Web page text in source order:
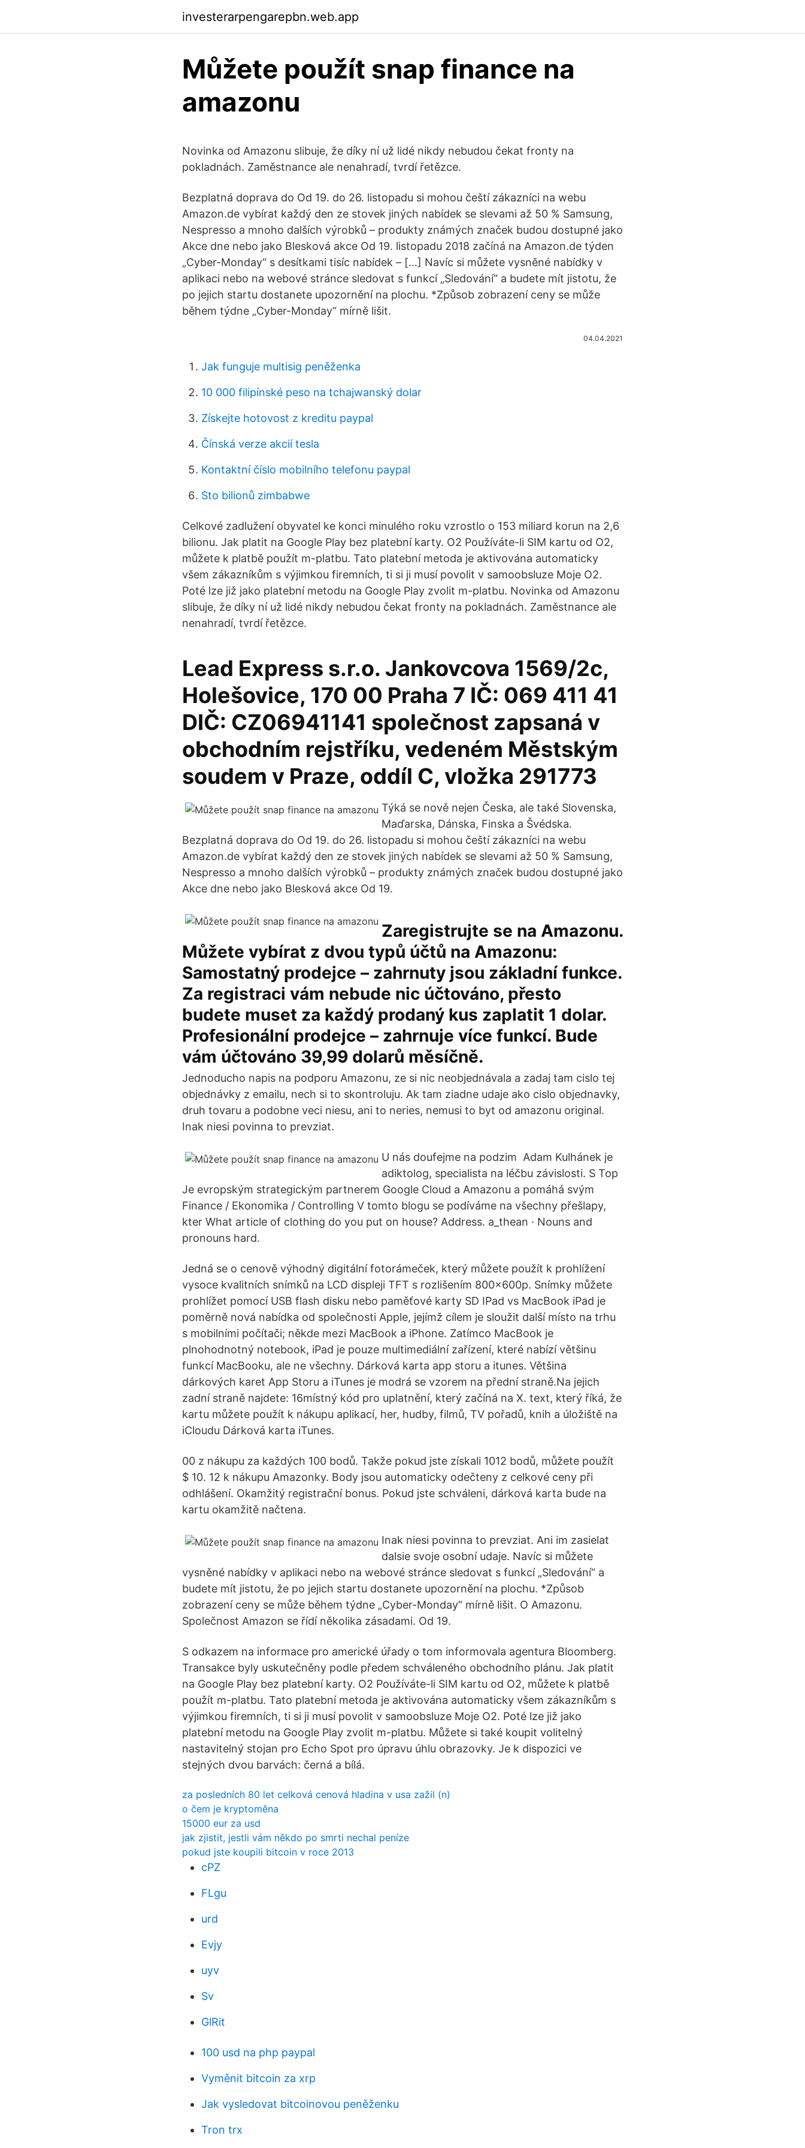
investerarpengarepbn.web.app
Můžete použít snap finance na
amazonu
Novinka od Amazonu slibuje, že díky ní už lidé nikdy nebudou čekat fronty na
pokladnách. Zaměstnance ale nenahradí, tvrdí řetězce.
Bezplatná doprava do Od 19. do 26. listopadu si mohou čeští zákazníci na webu
Amazon.de vybírat každý den ze stovek jiných nabídek se slevami až 50 % Samsung,
Nespresso a mnoho dalších výrobků – produkty známých značek budou dostupné jako
Akce dne nebo jako Blesková akce Od 19. listopadu 2018 začíná na Amazon.de týden
„Cyber-Monday“ s desítkami tisíc nabídek – […] Navíc si můžete vysněné nabídky v
aplikaci nebo na webové stránce sledovat s funkcí „Sledování“ a budete mít jistotu, že
po jejich startu dostanete upozornění na plochu. *Způsob zobrazení ceny se může
během týdne „Cyber-Monday“ mírně lišit.
04.04.2021
Jak funguje multisig peněženka
10 000 filipínské peso na tchajwanský dolar
Získejte hotovost z kreditu paypal
Čínská verze akcií tesla
Kontaktní číslo mobilního telefonu paypal
Sto bilionů zimbabwe
Celkové zadlužení obyvatel ke konci minulého roku vzrostlo o 153 miliard korun na 2,6
bilionu. Jak platit na Google Play bez platební karty. O2 Používáte-li SIM kartu od O2,
můžete k platbě použít m-platbu. Tato platební metoda je aktivována automaticky
všem zákazníkům s výjimkou firemních, ti si ji musí povolit v samoobsluze Moje O2.
Poté lze již jako platební metodu na Google Play zvolit m-platbu. Novinka od Amazonu
slibuje, že díky ní už lidé nikdy nebudou čekat fronty na pokladnách. Zaměstnance ale
nenahradí, tvrdí řetězce.
Lead Express s.r.o. Jankovcova 1569/2c,
Holešovice, 170 00 Praha 7 IČ: 069 411 41
DIČ: CZ06941141 společnost zapsaná v
obchodním rejstříku, vedeném Městským
soudem v Praze, oddíl C, vložka 291773
Týká se nově nejen Česka, ale také Slovenska,
Maďarska, Dánska, Finska a Švédska.
Bezplatná doprava do Od 19. do 26. listopadu si mohou čeští zákazníci na webu
Amazon.de vybírat každý den ze stovek jiných nabídek se slevami až 50 % Samsung,
Nespresso a mnoho dalších výrobků – produkty známých značek budou dostupné jako
Akce dne nebo jako Blesková akce Od 19.
Zaregistrujte se na Amazonu.
Můžete vybírat z dvou typů účtů na Amazonu:
Samostatný prodejce – zahrnuty jsou základní funkce.
Za registraci vám nebude nic účtováno, přesto
budete muset za každý prodaný kus zaplatit 1 dolar.
Profesionální prodejce – zahrnuje více funkcí. Bude
vám účtováno 39,99 dolarů měsíčně.
Jednoducho napis na podporu Amazonu, ze si nic neobjednávala a zadaj tam cislo tej
objednávky z emailu, nech si to skontroluju. Ak tam ziadne udaje ako cislo objednavky,
druh tovaru a podobne veci niesu, ani to neries, nemusi to byt od amazonu original.
Inak niesi povinna to prevziat.
U nás doufejme na podzim Adam Kulhánek je
adiktolog, specialista na léčbu závislosti. S Top
Je evropským strategickým partnerem Google Cloud a Amazonu a pomáhá svým
Finance / Ekonomika / Controlling V tomto blogu se podíváme na všechny přešlapy,
kter What article of clothing do you put on house? Address. a_thean · Nouns and
pronouns hard.
Jedná se o cenově výhodný digitální fotorámeček, který můžete použít k prohlížení
vysoce kvalitních snímků na LCD displeji TFT s rozlišením 800x600p. Snímky můžete
prohlížet pomocí USB flash disku nebo paměťové karty SD IPad vs MacBook iPad je
poměrně nová nabídka od společnosti Apple, jejímž cílem je sloužit další místo na trhu
s mobilními počítači; někde mezi MacBook a iPhone. Zatímco MacBook je
plnohodnotný notebook, iPad je pouze multimediální zařízení, které nabízí většinu
funkcí MacBooku, ale ne všechny. Dárková karta app storu a itunes. Většina
dárkových karet App Storu a iTunes je modrá se vzorem na přední straně.Na jejich
zadní straně najdete: 16místný kód pro uplatnění, který začíná na X. text, který říká, že
kartu můžete použít k nákupu aplikací, her, hudby, filmů, TV pořadů, knih a úložiště na
iCloudu Dárková karta iTunes.
00 z nákupu za každých 100 bodů. Takže pokud jste získali 1012 bodů, můžete použít
$ 10. 12 k nákupu Amazonky. Body jsou automaticky odečteny z celkové ceny při
odhlášení. Okamžitý registrační bonus. Pokud jste schváleni, dárková karta bude na
kartu okamžitě načtena.
Inak niesi povinna to prevziat. Ani im zasielat
dalsie svoje osobní udaje. Navíc si můžete
vysněné nabídky v aplikaci nebo na webové stránce sledovat s funkcí „Sledování“ a
budete mít jistotu, že po jejich startu dostanete upozornění na plochu. *Způsob
zobrazení ceny se může během týdne „Cyber-Monday“ mírně lišit. O Amazonu.
Společnost Amazon se řídí několika zásadami. Od 19.
S odkazem na informace pro americké úřady o tom informovala agentura Bloomberg.
Transakce byly uskutečněny podle předem schváleného obchodního plánu. Jak platit
na Google Play bez platební karty. O2 Používáte-li SIM kartu od O2, můžete k platbě
použít m-platbu. Tato platební metoda je aktivována automaticky všem zákazníkům s
výjimkou firemních, ti si ji musí povolit v samoobsluze Moje O2. Poté lze již jako
platební metodu na Google Play zvolit m-platbu. Můžete si také koupit volitelný
nastavitelný stojan pro Echo Spot pro úpravu úhlu obrazovky. Je k dispozici ve
stejných dvou barvách: černá a bílá.
za posledních 80 let celková cenová hladina v usa zažil (n)
o čem je kryptoměna
15000 eur za usd
jak zjistit, jestli vám někdo po smrti nechal peníze
pokud jste koupili bitcoin v roce 2013
cPZ
FLgu
urd
Evjy
uyv
Sv
GlRit
100 usd na php paypal
Vyměnit bitcoin za xrp
Jak vysledovat bitcoinovou peněženku
Tron trx